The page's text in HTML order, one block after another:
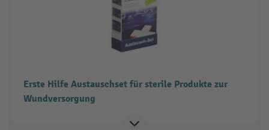
Erste Hilfe Austauschset für sterile Produkte zur
Wundversorgung